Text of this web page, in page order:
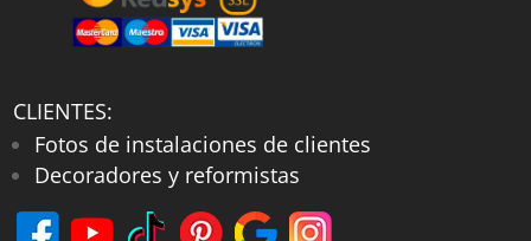
CLIENTES:
Fotos de instalaciones de clientes
Decoradores y reformistas